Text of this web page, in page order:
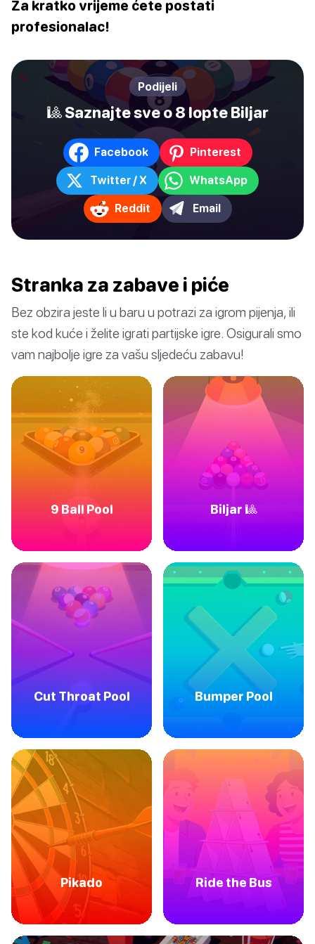
Za kratko vrijeme ćete postati
profesionalac!
Podijeli
🎱 Saznajte sve o 8 lopte Biljar
Facebook Pinterest
Twitter / X WhatsApp
Reddit Email
Stranka za zabave i piće
Bez obzira jeste li u baru u potrazi za igrom pijenja, ili
ste kod kuće i želite igrati partijske igre. Osigurali smo
vam najbolje igre za vašu sljedeću zabavu!
9 Ball Pool Biljar 🎱
Cut Throat Pool Bumper Pool
Pikado Ride the Bus